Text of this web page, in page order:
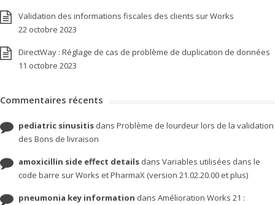
Validation des informations fiscales des clients sur Works
22 octobre 2023
DirectWay : Réglage de cas de problème de duplication de données
11 octobre 2023
Commentaires récents
pediatric sinusitis dans Problème de lourdeur lors de la validation
des Bons de livraison
amoxicillin side effect details dans Variables utilisées dans le
code barre sur Works et PharmaX (version 21.02.20.00 et plus)
pneumonia key information dans Amélioration Works 21 :